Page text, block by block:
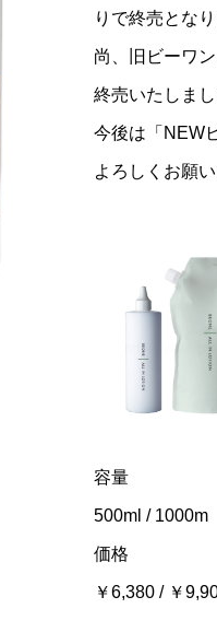
りで終売となり
尚、旧ビーワ
終売いたしまし
今後は「NEW
よろしくお願
容量
500ml / 1000m
価格
￥6,380 / ￥